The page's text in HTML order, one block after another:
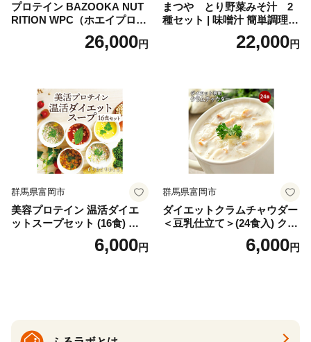
プロテイン BAZOOKA NUT
RITION WPC（ホエイプロテ
イン）＜プレーン＞ 900g｜
バズーカ岡田監修・植物由来
ロン [AIEN005]
26,000円
まつや とり野菜みそ汁 2
種セット | 味噌汁 簡単調理
お味噌 おみそ みそ とり野菜
時短料理 時短ごはん ご当地
22,000円
群馬県富岡市
美容プロテイン 温活ダイエ
ットスープセット (16食) 小
分け スープ 食べ比べ セット
詰合せ クラムチャウダー チ
6,000円
群馬県富岡市
ダイエットクラムチャウダー
＜豆乳仕立て＞(24食入) クラ
ムチャウダー 豆乳 ダイエッ
ト スープ プロテイン たんぱ
6,000円